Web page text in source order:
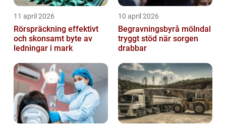
11 april 2026
Rörspräckning effektivt
och skonsamt byte av
ledningar i mark
10 april 2026
Begravningsbyrå mölndal
tryggt stöd när sorgen
drabbar